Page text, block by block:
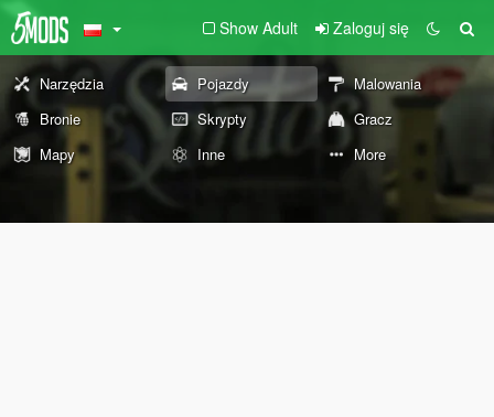
Show Adult Zaloguj się
Narzędzia Pojazdy
Malowania
Bronie
Skrypty
Gracz
Mapy
Inne More